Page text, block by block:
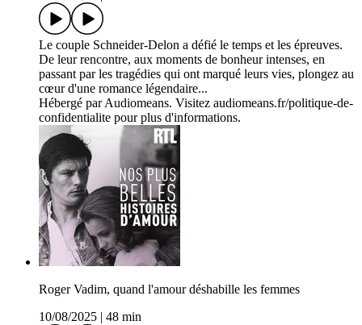
Le couple Schneider-Delon a défié le temps et les épreuves.
De leur rencontre, aux moments de bonheur intenses, en
passant par les tragédies qui ont marqué leurs vies, plongez au
cœur d'une romance légendaire...
Hébergé par Audiomeans. Visitez audiomeans.fr/politique-de-
confidentialite pour plus d'informations.
Roger Vadim, quand l'amour déshabille les femmes
10/08/2025
48 min